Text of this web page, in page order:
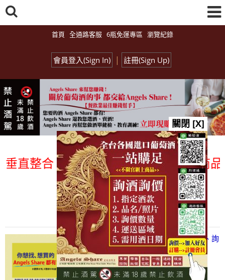
首頁 全通路客服 6瓶免運專區 瀏覽紀錄
會員登入(Sign In) | 註冊(Sign Up)
整合、一次購足」各國進口酒類商品 專
總覽-促銷&活動
all events
【凡酒問Angels Share】線上選酒、詢
(尋)酒、詢價、零售、批發，看這裡!
2024/03/01
關閉 [X]